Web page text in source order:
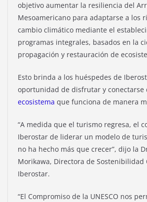
objetivo aumentar la resiliencia del
Mesoamericano para adaptarse a los
cambio climático mediante el
programas integrales, basados ​​en la
propagación y restauración de
Esto brinda a los huéspedes de
oportunidad de disfrutar y conectarse
ecosistema que funciona de manera
“A medida que el turismo regresa, el
Iberostar de liderar un modelo de
no ha hecho más que crecer”, dijo la
Morikawa, Directora de Sostenibilidad
Iberostar.
“El Compromiso de la UNESCO nos